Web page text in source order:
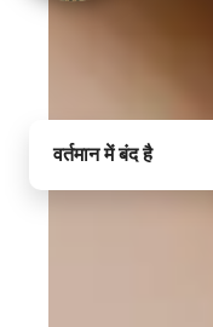
वर्तमान में बंद है